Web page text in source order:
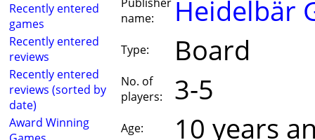
Recently entered
games
Recently entered
reviews
Recently entered
reviews (sorted by
date)
Award Winning
Publisher
name:
Heidelbär
Type: Board
No. of
players:
3-5
Age: 10 years